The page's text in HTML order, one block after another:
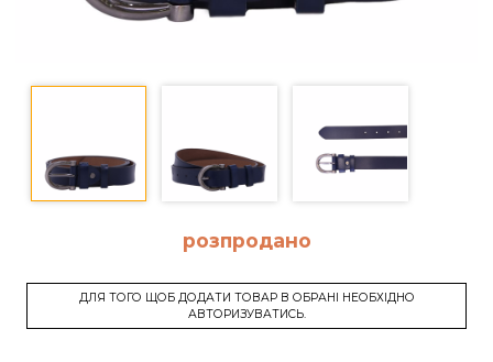
розпродано
ДЛЯ ТОГО ЩОБ ДОДАТИ ТОВАР В ОБРАНІ НЕОБХІДНО
АВТОРИЗУВАТИСЬ.